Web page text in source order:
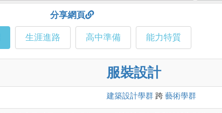
分享網頁
生涯進路 高中準備 能力特質
服裝設計
建築設計學群 跨 藝術學群